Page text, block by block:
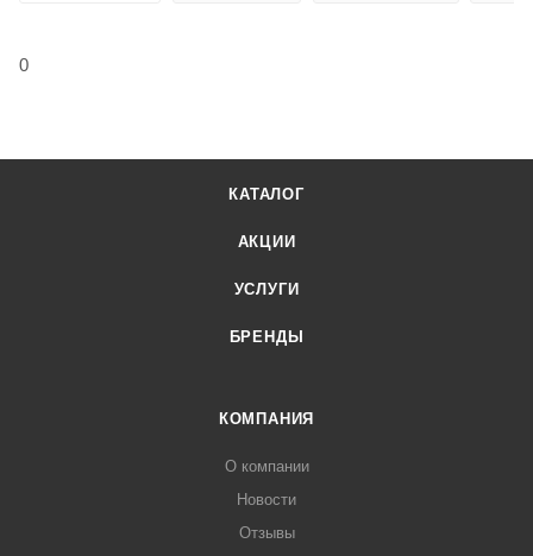
0
КАТАЛОГ
АКЦИИ
УСЛУГИ
БРЕНДЫ
КОМПАНИЯ
О компании
Новости
Отзывы